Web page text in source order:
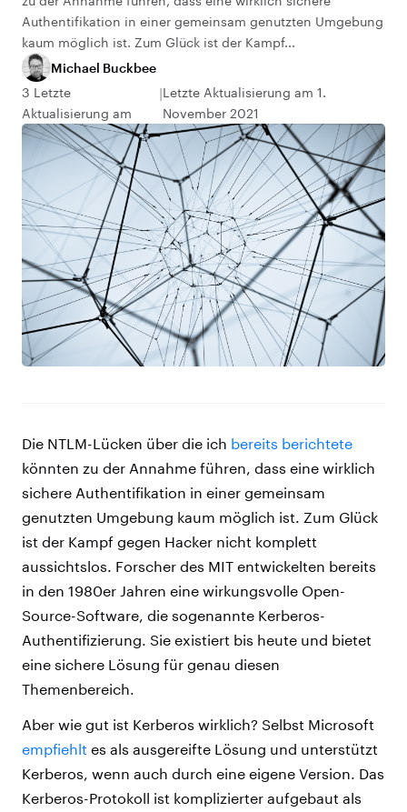
Authentifikation in einer gemeinsam genutzten Umgebung
kaum möglich ist. Zum Glück ist der Kampf...
Michael Buckbee
3 Letzte
Aktualisierung am
Letzte Aktualisierung am 1.
November 2021
Die NTLM-Lücken über die ich bereits berichtete
könnten zu der Annahme führen, dass eine wirklich
sichere Authentifikation in einer gemeinsam
genutzten Umgebung kaum möglich ist. Zum Glück
ist der Kampf gegen Hacker nicht komplett
aussichtslos. Forscher des MIT entwickelten bereits
in den 1980er Jahren eine wirkungsvolle Open-
Source-Software, die sogenannte Kerberos-
Authentifizierung. Sie existiert bis heute und bietet
eine sichere Lösung für genau diesen
Themenbereich.
Aber wie gut ist Kerberos wirklich? Selbst Microsoft
empfiehlt es als ausgereifte Lösung und unterstützt
Kerberos, wenn auch durch eine eigene Version. Das
Kerberos-Protokoll ist komplizierter aufgebaut als